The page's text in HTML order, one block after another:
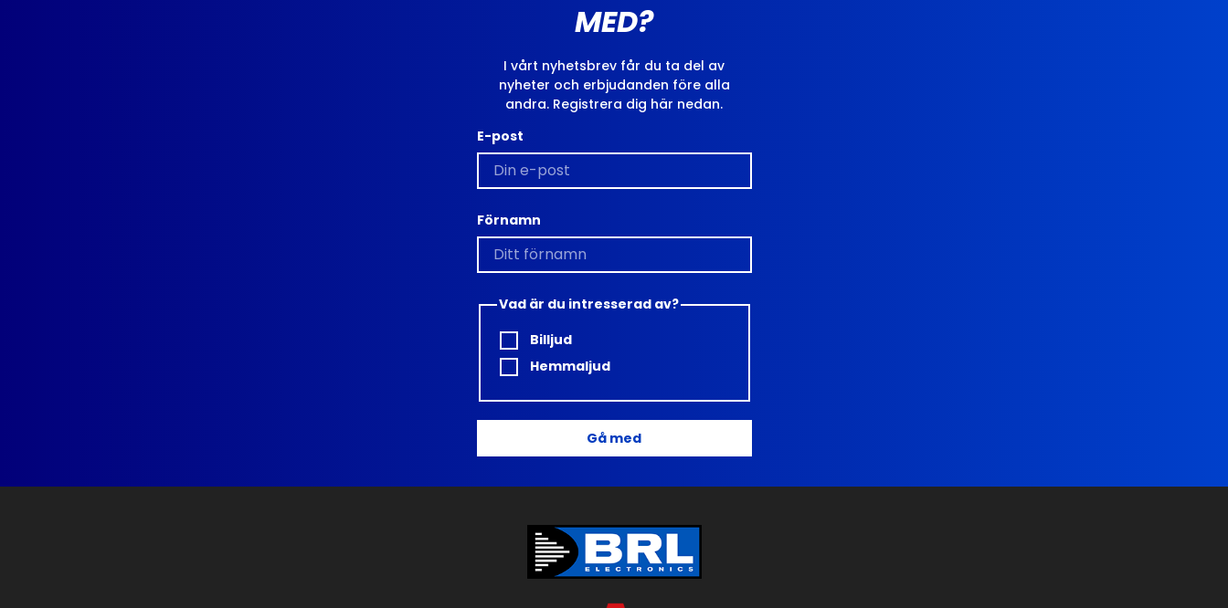
MED?
I vårt nyhetsbrev får du ta del av
nyheter och erbjudanden före alla
andra. Registrera dig här nedan.
E-post
Förnamn
Vad är du intresserad av?
Billjud
Hemmaljud
Gå med